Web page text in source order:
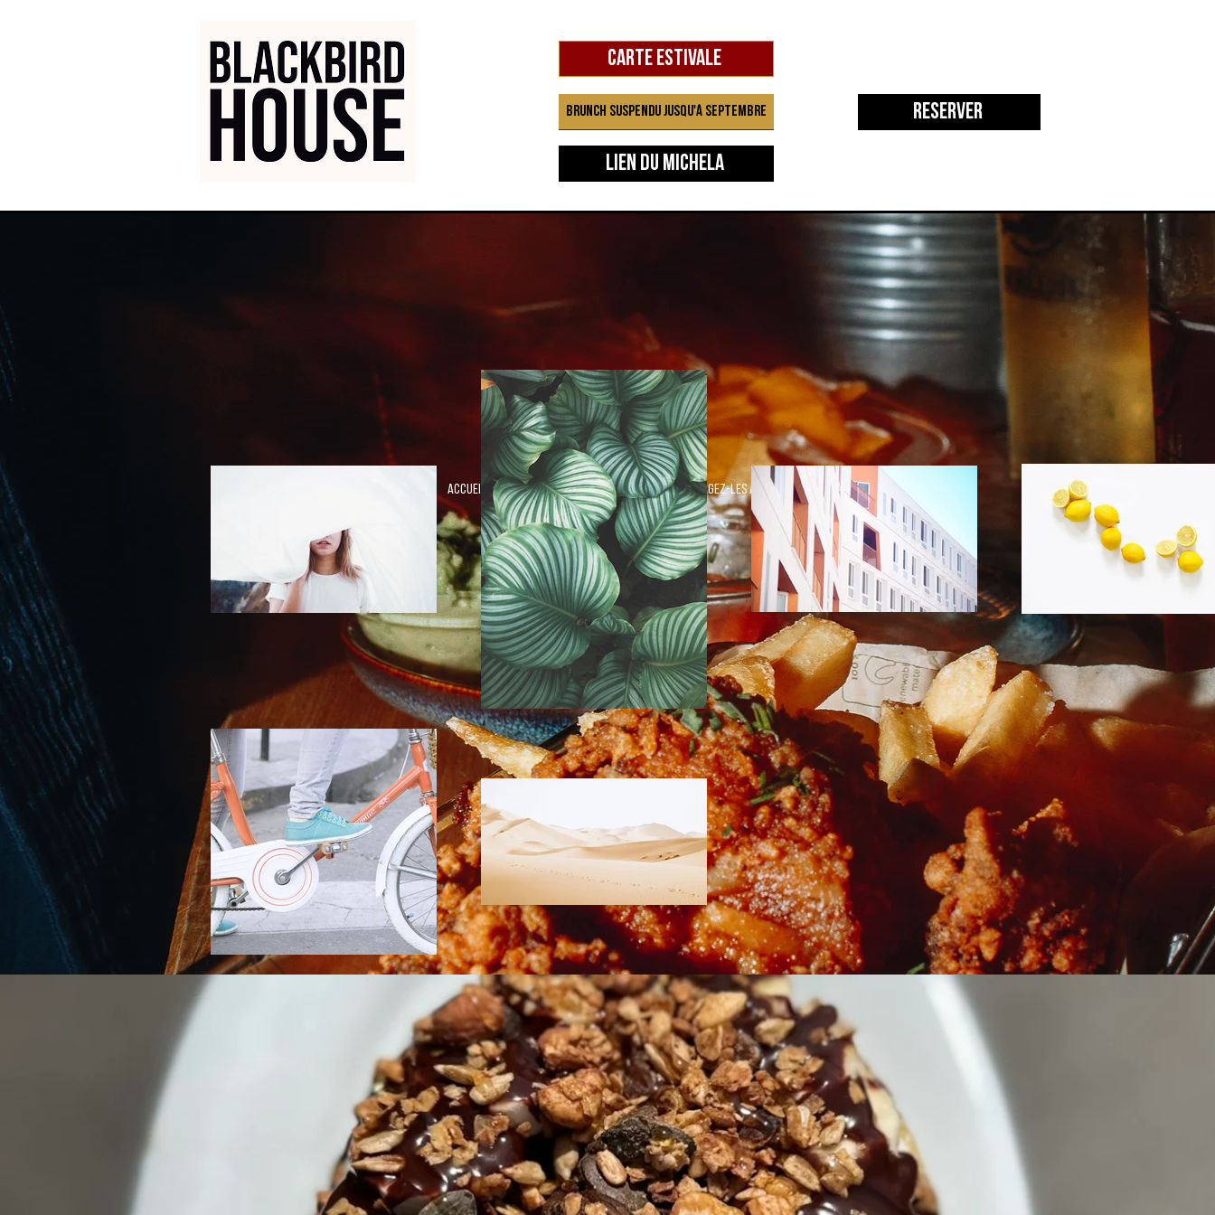
Carte estivale
Brunch suspendu jusqu'à septembre
Lien du Michela
Réserver
BIENVENUE
Accueillez les visiteurs sur votre site et encouragez-les à le
découvrir.
Commencer